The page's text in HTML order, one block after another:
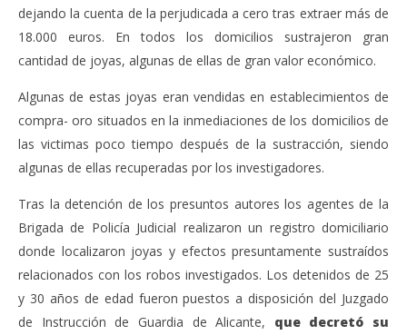
dejando la cuenta de la perjudicada a cero tras extraer más de
18.000 euros. En todos los domicilios sustrajeron gran
cantidad de joyas, algunas de ellas de gran valor económico.
Algunas de estas joyas eran vendidas en establecimientos de
compra- oro situados en la inmediaciones de los domicilios de
las victimas poco tiempo después de la sustracción, siendo
algunas de ellas recuperadas por los investigadores.
Tras la detención de los presuntos autores los agentes de la
Brigada de Policía Judicial realizaron un registro domiciliario
donde localizaron joyas y efectos presuntamente sustraídos
relacionados con los robos investigados. Los detenidos de 25
y 30 años de edad fueron puestos a disposición del Juzgado
de Instrucción de Guardia de Alicante, que decretó su